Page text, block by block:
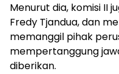
Menurut dia, komisi II
Fredy Tjandua, dan
memanggil pihak
mempertanggung
diberikan.